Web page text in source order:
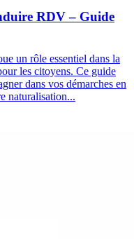
RDV – Guide
un rôle essentiel dans la
les citoyens. Ce guide
dans vos démarches en
naturalisation...